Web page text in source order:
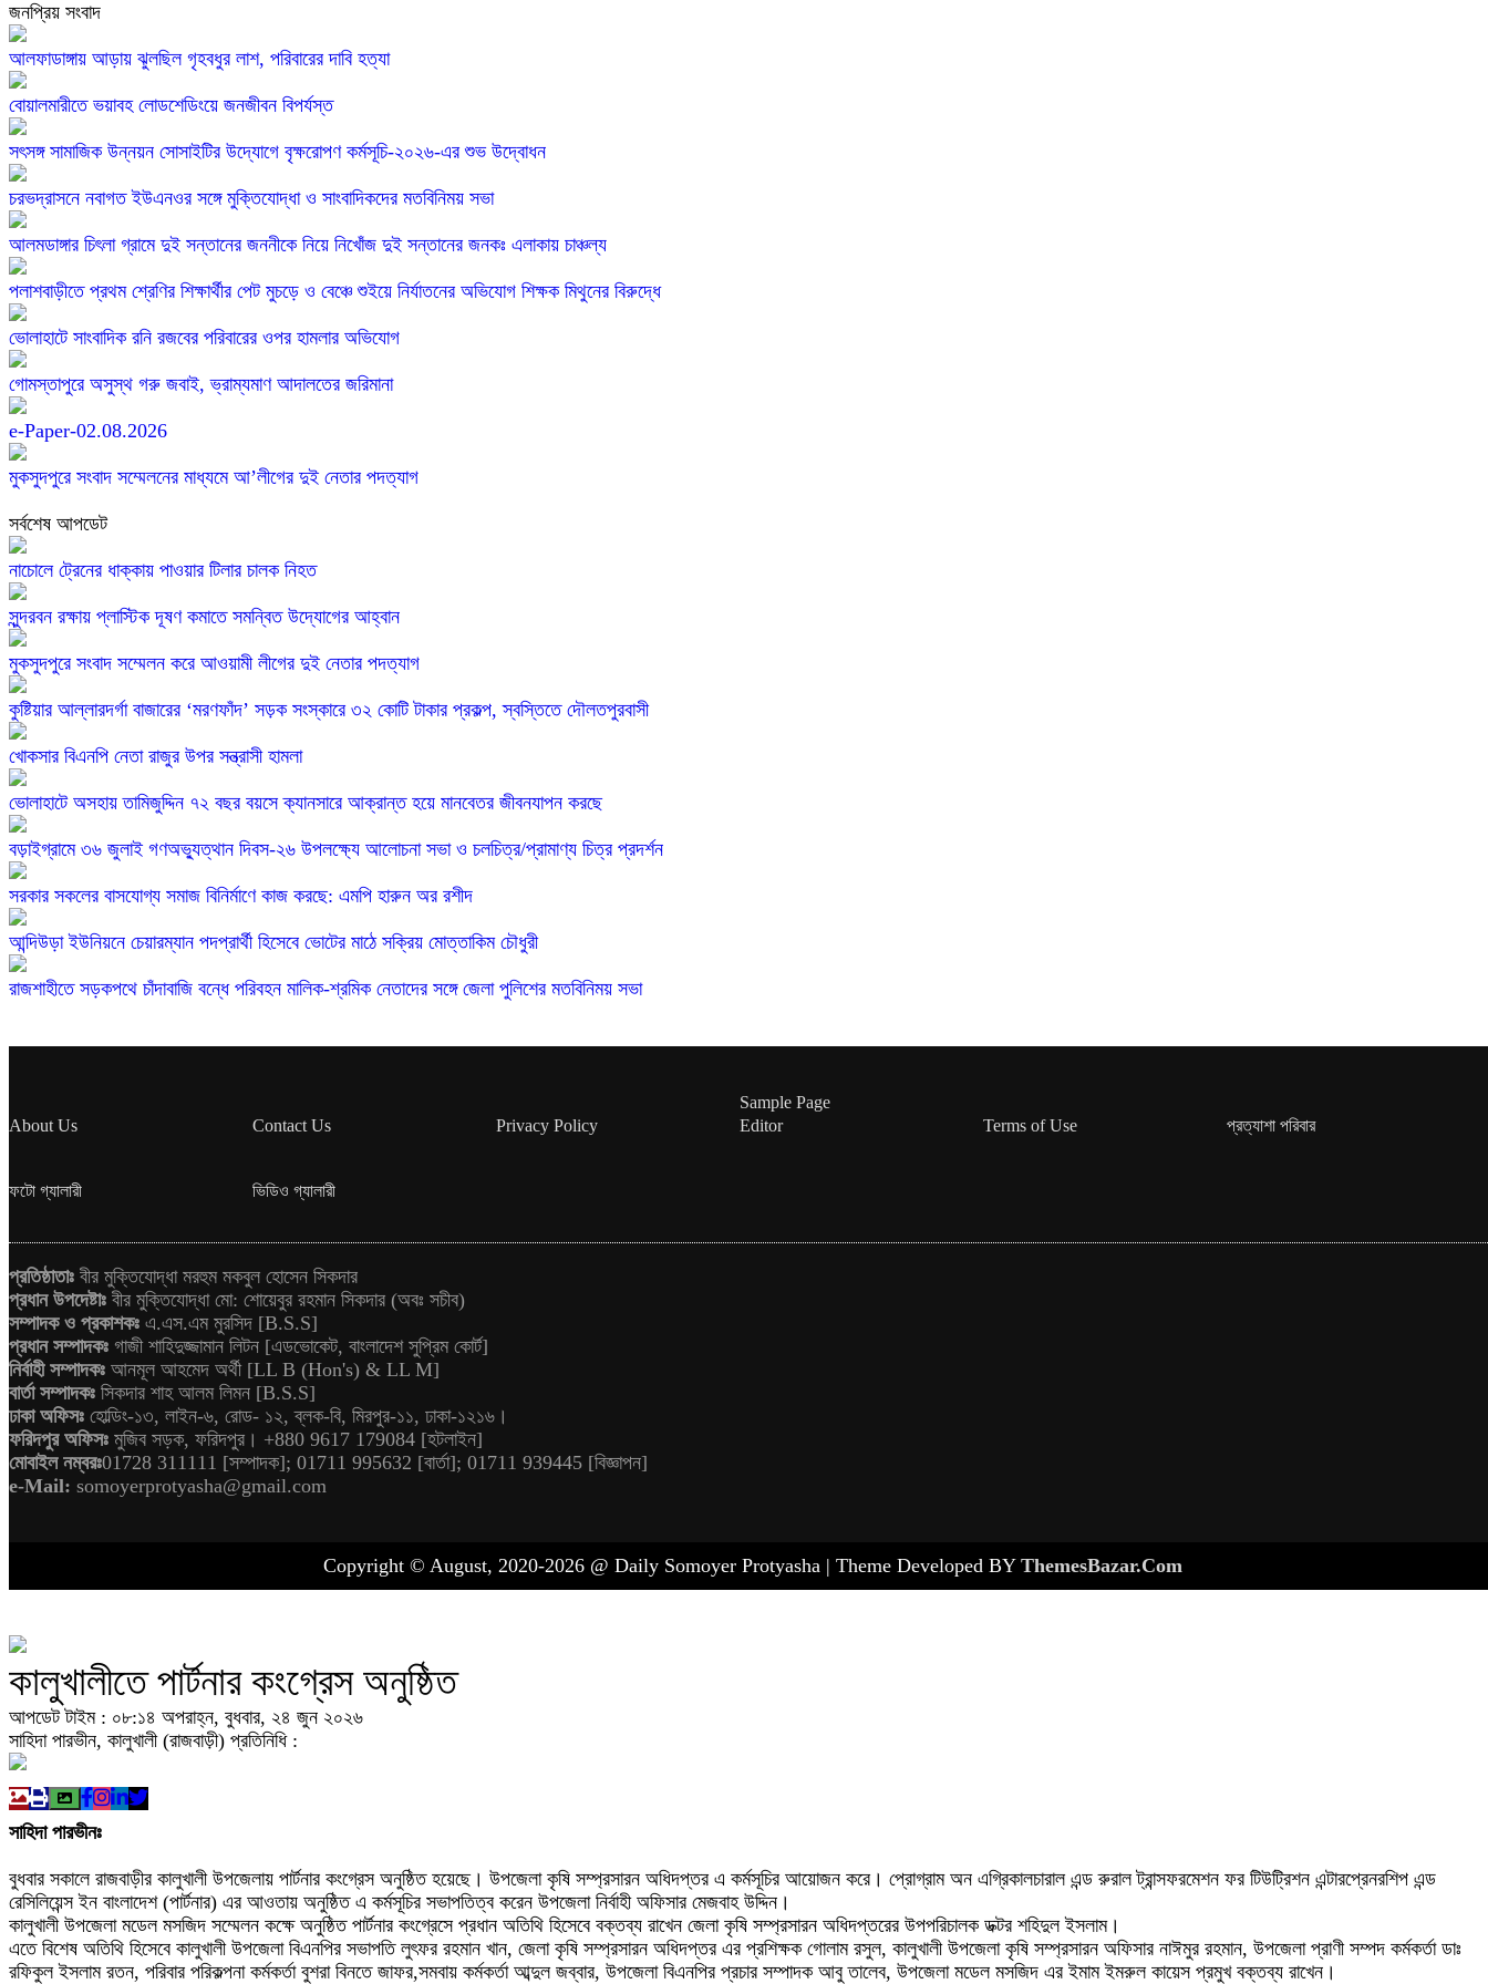
জনপ্রিয় সংবাদ
আলফাডাঙ্গায় আড়ায় ঝুলছিল গৃহবধুর লাশ, পরিবারের দাবি হত্যা
বোয়ালমারীতে ভয়াবহ লোডশেডিংয়ে জনজীবন বিপর্যস্ত
সৎসঙ্গ সামাজিক উন্নয়ন সোসাইটির উদ্যোগে বৃক্ষরোপণ কর্মসূচি-২০২৬-এর শুভ উদ্বোধন
চরভদ্রাসনে নবাগত ইউএনওর সঙ্গে মুক্তিযোদ্ধা ও সাংবাদিকদের মতবিনিময় সভা
আলমডাঙ্গার চিৎলা গ্রামে দুই সন্তানের জননীকে নিয়ে নিখোঁজ দুই সন্তানের জনকঃ এলাকায় চাঞ্চল্য
পলাশবাড়ীতে প্রথম শ্রেণির শিক্ষার্থীর পেট মুচড়ে ও বেঞ্চে শুইয়ে নির্যাতনের অভিযোগ শিক্ষক মিথুনের বিরুদ্ধে
ভোলাহাটে সাংবাদিক রনি রজবের পরিবারের ওপর হামলার অভিযোগ
গোমস্তাপুরে অসুস্থ গরু জবাই, ভ্রাম্যমাণ আদালতের জরিমানা
e-Paper-02.08.2026
মুকসুদপুরে সংবাদ সম্মেলনের মাধ্যমে আ’লীগের দুই নেতার পদত্যাগ
সর্বশেষ আপডেট
নাচোলে ট্রেনের ধাক্কায় পাওয়ার টিলার চালক নিহত
সুন্দরবন রক্ষায় প্লাস্টিক দূষণ কমাতে সমন্বিত উদ্যোগের আহ্বান
মুকসুদপুরে সংবাদ সম্মেলন করে আওয়ামী লীগের দুই নেতার পদত্যাগ
কুষ্টিয়ার আল্লারদর্গা বাজারের ‘মরণফাঁদ’ সড়ক সংস্কারে ৩২ কোটি টাকার প্রকল্প, স্বস্তিতে দৌলতপুরবাসী
খোকসার বিএনপি নেতা রাজুর উপর সন্ত্রাসী হামলা
ভোলাহাটে অসহায় তামিজুদ্দিন ৭২ বছর বয়সে ক্যানসারে আক্রান্ত হয়ে মানবেতর জীবনযাপন করছে
বড়াইগ্রামে ৩৬ জুলাই গণঅভ্যুত্থান দিবস-২৬ উপলক্ষ্যে আলোচনা সভা ও চলচিত্র/প্রামাণ্য চিত্র প্রদর্শন
সরকার সকলের বাসযোগ্য সমাজ বিনির্মাণে কাজ করছে: এমপি হারুন অর রশীদ
আন্দিউড়া ইউনিয়নে চেয়ারম্যান পদপ্রার্থী হিসেবে ভোটের মাঠে সক্রিয় মোত্তাকিম চৌধুরী
রাজশাহীতে সড়কপথে চাঁদাবাজি বন্ধে পরিবহন মালিক-শ্রমিক নেতাদের সঙ্গে জেলা পুলিশের মতবিনিময় সভা
About Us Contact Us Privacy Policy
Sample Page
Editor
Terms of Use প্রত্যাশা পরিবার
ফটো গ্যালারী ভিডিও গ্যালারী
প্রতিষ্ঠাতাঃ বীর মুক্তিযোদ্ধা মরহুম মকবুল হোসেন সিকদার
প্রধান উপদেষ্টাঃ বীর মুক্তিযোদ্ধা মো: শোয়েবুর রহমান সিকদার (অবঃ সচীব)
সম্পাদক ও প্রকাশকঃ এ.এস.এম মুরসিদ [B.S.S]
প্রধান সম্পাদকঃ গাজী শাহিদুজ্জামান লিটন [এডভোকেট, বাংলাদেশ সুপ্রিম কোর্ট]
নির্বাহী সম্পাদকঃ আনমূল আহমেদ অর্থী [LL B (Hon's) & LL M]
বার্তা সম্পাদকঃ সিকদার শাহ আলম লিমন [B.S.S]
ঢাকা অফিসঃ হোল্ডিং-১৩, লাইন-৬, রোড- ১২, ব্লক-বি, মিরপুর-১১, ঢাকা-১২১৬।
ফরিদপুর অফিসঃ মুজিব সড়ক, ফরিদপুর। +880 9617 179084 [হটলাইন]
মোবাইল নম্বরঃ01728 311111 [সম্পাদক]; 01711 995632 [বার্তা]; 01711 939445 [বিজ্ঞাপন]
e-Mail: somoyerprotyasha@gmail.com
Copyright © August, 2020-2026 @ Daily Somoyer Protyasha | Theme Developed BY ThemesBazar.Com
কালুখালীতে পার্টনার কংগ্রেস অনুষ্ঠিত
আপডেট টাইম : ০৮:১৪ অপরাহ্ন, বুধবার, ২৪ জুন ২০২৬
সাহিদা পারভীন, কালুখালী (রাজবাড়ী) প্রতিনিধি :
সাহিদা পারভীনঃ
বুধবার সকালে রাজবাড়ীর কালুখালী উপজেলায় পার্টনার কংগ্রেস অনুষ্ঠিত হয়েছে। উপজেলা কৃষি সম্প্রসারন অধিদপ্তর এ কর্মসূচির আয়োজন করে। প্রোগ্রাম অন এগ্রিকালচারাল এন্ড রুরাল ট্রান্সফরমেশন ফর টিউট্রিশন এন্টারপ্রেনরশিপ এন্ড
রেসিলিয়েন্স ইন বাংলাদেশ (পার্টনার) এর আওতায় অনুষ্ঠিত এ কর্মসূচির সভাপতিত্ব করেন উপজেলা নির্বাহী অফিসার মেজবাহ উদ্দিন।
কালুখালী উপজেলা মডেল মসজিদ সম্মেলন কক্ষে অনুষ্ঠিত পার্টনার কংগ্রেসে প্রধান অতিথি হিসেবে বক্তব্য রাখেন জেলা কৃষি সম্প্রসারন অধিদপ্তরের উপপরিচালক ডক্টর শহিদুল ইসলাম।
এতে বিশেষ অতিথি হিসেবে কালুখালী উপজেলা বিএনপির সভাপতি লুৎফর রহমান খান, জেলা কৃষি সম্প্রসারন অধিদপ্তর এর প্রশিক্ষক গোলাম রসুল, কালুখালী উপজেলা কৃষি সম্প্রসারন অফিসার নাঈমুর রহমান, উপজেলা প্রাণী সম্পদ কর্মকর্তা ডাঃ
রফিকুল ইসলাম রতন, পরিবার পরিকল্পনা কর্মকর্তা বুশরা বিনতে জাফর,সমবায় কর্মকর্তা আব্দুল জব্বার, উপজেলা বিএনপির প্রচার সম্পাদক আবু তালেব, উপজেলা মডেল মসজিদ এর ইমাম ইমরুল কায়েস প্রমুখ বক্তব্য রাখেন।